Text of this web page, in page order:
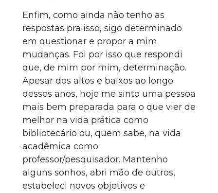
Enfim, como ainda não tenho as
respostas pra isso, sigo determinado
em questionar e propor a mim
mudanças. Foi por isso que respondi
que, de mim por mim, determinação.
Apesar dos altos e baixos ao longo
desses anos, hoje me sinto uma pessoa
mais bem preparada para o que vier de
melhor na vida prática como
bibliotecário ou, quem sabe, na vida
acadêmica como
professor/pesquisador. Mantenho
alguns sonhos, abri mão de outros,
estabeleci novos objetivos e